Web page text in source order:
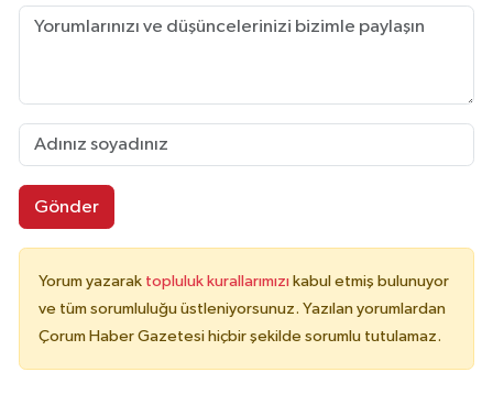
Gönder
Yorum yazarak topluluk kurallarımızı kabul etmiş bulunuyor
ve tüm sorumluluğu üstleniyorsunuz. Yazılan yorumlardan
Çorum Haber Gazetesi hiçbir şekilde sorumlu tutulamaz.